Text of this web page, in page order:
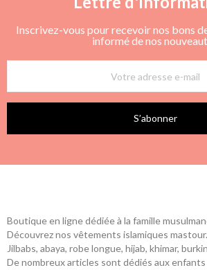
Inscrivez-vous pour recevoir nos bons
informé de nos
S’abonner
Boutique en ligne dédiée à la famille
Découvrez nos vêtements islamiques
Jilbabs, abaya, robe longue, hijab, khimar,
De nombreux articles sont dédiés aux enfants